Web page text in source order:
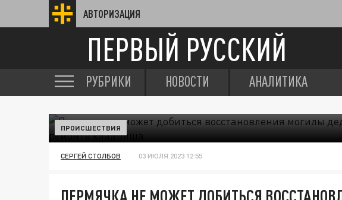
АВТОРИЗАЦИЯ
ПЕРВЫЙ РУССКИЙ
РУБРИКИ НОВОСТИ АНАЛИТИКА
ПРОИСШЕСТВИЯ
СЕРГЕЙ СТОЛБОВ 03 ИЮЛЯ 2023 12:55
ПЕРМЯЧКА НЕ МОЖЕТ ДОБИТЬСЯ